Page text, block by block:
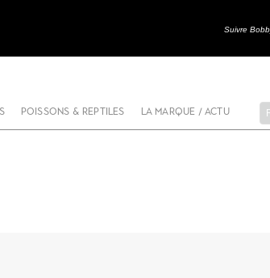
Suivre
POISSONS & REPTILES LA MARQUE / ACTU